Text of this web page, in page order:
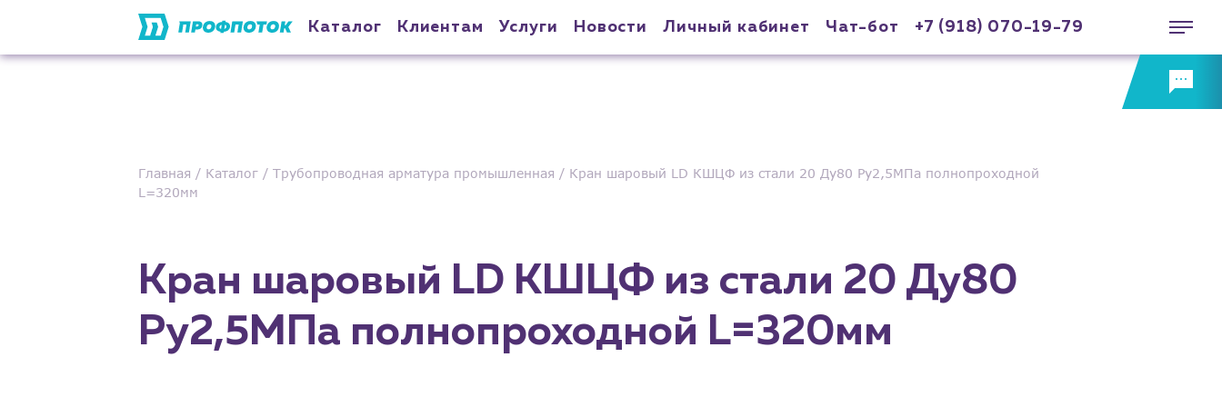
Каталог Клиентам Услуги Новости Личный кабинет Чат-бот +7 (918) 070-19-79
Главная Каталог Трубопроводная арматура промышленная
Кран шаровый LD КШЦФ из стали 20 Ду80 Ру2,5МПа полнопроходной
L=320мм
Кран шаровый LD КШЦФ из стали 20 Ду80
Ру2,5МПа полнопроходной L=320мм